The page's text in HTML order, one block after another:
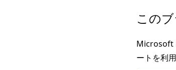
この
Microsoft
ートを利